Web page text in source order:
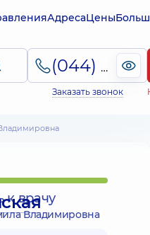
АдресаЦены
(044) 495-2-888
Заказать звонок
к врачу
Владимировна